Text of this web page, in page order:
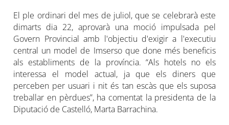
El ple ordinari del mes de juliol, que se celebrarà este
dimarts dia 22, aprovarà una moció impulsada pel
Govern Provincial amb l'objectiu d'exigir a l'executiu
central un model de Imserso que done més beneficis
als establiments de la província. “Als hotels no els
interessa el model actual, ja que els diners que
perceben per usuari i nit és tan escàs que els suposa
treballar en pèrdues”, ha comentat la presidenta de la
Diputació de Castelló, Marta Barrachina.